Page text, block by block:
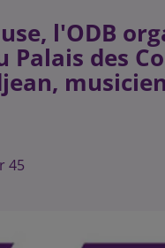
l'ODB
des
45